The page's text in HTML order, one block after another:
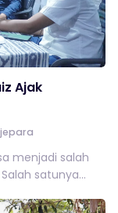
Ajak
jepara
menjadi salah
satunya...